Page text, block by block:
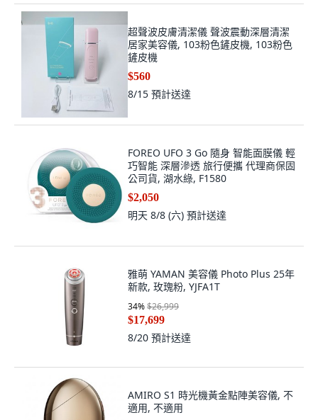
超聲波皮膚清潔儀 聲波震動深層清潔
居家美容儀, 103粉色鏟皮機, 103粉色
鏟皮機
$560
8/15 預計送達
FOREO UFO 3 Go 隨身 智能面膜儀 輕
巧智能 深層滲透 旅行便攜 代理商保固
公司貨, 湖水綠, F1580
$2,050
明天 8/8 (六) 預計送達
雅萌 YAMAN 美容儀 Photo Plus 25年
新款, 玫瑰粉, YJFA1T
34%$26,999
$17,699
8/20 預計送達
AMIRO S1 時光機黃金點陣美容儀, 不
適用, 不適用